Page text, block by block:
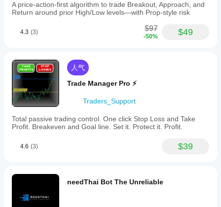
A price-action-first algorithm to trade Breakout, Approach, and
Return around prior High/Low levels—with Prop-style risk
4.3 (3) $97
-50% $49
人气
Trade Manager Pro ⚡
Traders_Support
Total passive trading control. One click Stop Loss and Take
Profit. Breakeven and Goal line. Set it. Protect it. Profit.
4.6 (3) $39
needThai Bot The Unreliable